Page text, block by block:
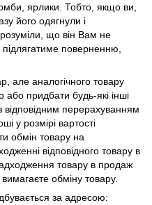
ярлики. Тобто, якщо ви,
його одягнули і
що він Вам не
підлягатиме поверненню,
але аналогічного товару
придбати будь-які інші
відповідним перерахуванням
у розмірі вартості
обмін товару на
відповідного товару в
товару в продаж
обміну товару.
за адресою: